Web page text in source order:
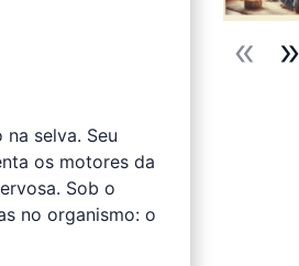
selva. Seu
os motores da
Sob o
no organismo: o